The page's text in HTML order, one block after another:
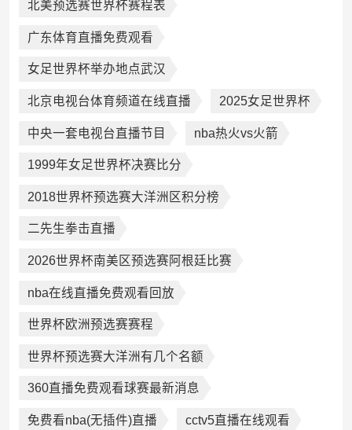
北美预选赛世界杯赛程表
广东体育直播免费观看
女足世界杯举办地点武汉
北京电视台体育频道在线直播 2025女足世界杯
中央一套电视台直播节目 nba热火vs火箭
1999年女足世界杯决赛比分
2018世界杯预选赛大洋洲区积分榜
二先生拳击直播
2026世界杯南美区预选赛阿根廷比赛
nba在线直播免费观看回放
世界杯欧洲预选赛赛程
世界杯预选赛大洋洲有几个名额
360直播免费观看球赛最新消息
免费看nba(无插件)直播 cctv5直播在线观看